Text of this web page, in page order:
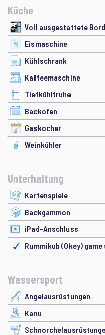
Küche
Voll ausgestattete
Eismaschine
Kühlschrank
Kaffeemaschine
Tiefkühltruhe
Backofen
Gaskocher
Weinkühler
Unterhaltung
Kartenspiele
Backgammon
iPad-Anschluss
Rummikub (Okey) game
Wassersport
Angelausrüstungen
Kanu